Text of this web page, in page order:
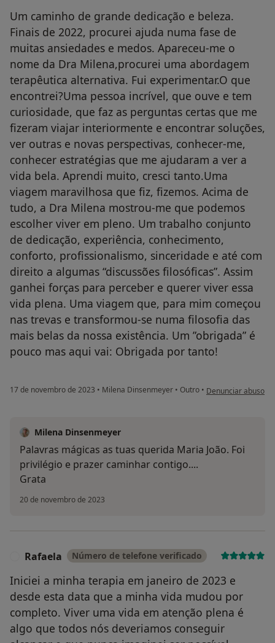
Um caminho de grande dedicação e beleza.
Finais de 2022, procurei ajuda numa fase de
muitas ansiedades e medos. Apareceu-me o
nome da Dra Milena,procurei uma abordagem
terapêutica alternativa. Fui experimentar.O que
encontrei?Uma pessoa incrível, que ouve e tem
curiosidade, que faz as perguntas certas que me
fizeram viajar interiormente e encontrar soluções,
ver outras e novas perspectivas, conhecer-me,
conhecer estratégias que me ajudaram a ver a
vida bela. Aprendi muito, cresci tanto.Uma
viagem maravilhosa que fiz, fizemos. Acima de
tudo, a Dra Milena mostrou-me que podemos
escolher viver em pleno. Um trabalho conjunto
de dedicação, experiência, conhecimento,
conforto, profissionalismo, sinceridade e até com
direito a algumas “discussões filosóficas”. Assim
ganhei forças para perceber e querer viver essa
vida plena. Uma viagem que, para mim começou
nas trevas e transformou-se numa filosofia das
mais belas da nossa existência. Um ”obrigada” é
pouco mas aqui vai: Obrigada por tanto!
17 de novembro de 2023 • Milena Dinsenmeyer • Outro • na opinião do
Denunciar abuso
Milena Dinsenmeyer
Palavras mágicas as tuas querida Maria João. Foi
privilégio e prazer caminhar contigo....
Grata
20 de novembro de 2023
Rafaela Número de telefone verificado
Iniciei a minha terapia em janeiro de 2023 e
desde esta data que a minha vida mudou por
completo. Viver uma vida em atenção plena é
algo que todos nós deveriamos conseguir